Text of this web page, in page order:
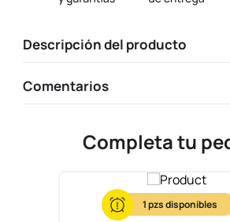
Descripción del producto
Comentarios
Completa tu
1
10. one piece